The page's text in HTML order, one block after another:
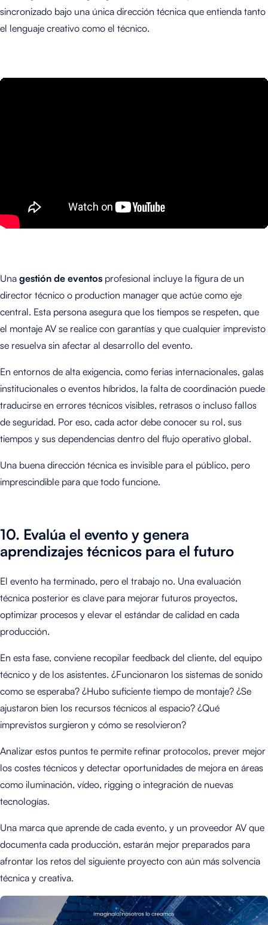
sincronizado bajo una única dirección técnica que entienda tanto
el lenguaje creativo como el técnico.
Una gestión de eventos profesional incluye la figura de un
director técnico o production manager que actúe como eje
central. Esta persona asegura que los tiempos se respeten, que
el montaje AV se realice con garantías y que cualquier imprevisto
se resuelva sin afectar al desarrollo del evento.
En entornos de alta exigencia, como ferias internacionales, galas
institucionales o eventos híbridos, la falta de coordinación puede
traducirse en errores técnicos visibles, retrasos o incluso fallos
de seguridad. Por eso, cada actor debe conocer su rol, sus
tiempos y sus dependencias dentro del flujo operativo global.
Una buena dirección técnica es invisible para el público, pero
imprescindible para que todo funcione.
10. Evalúa el evento y genera
aprendizajes técnicos para el futuro
El evento ha terminado, pero el trabajo no. Una evaluación
técnica posterior es clave para mejorar futuros proyectos,
optimizar procesos y elevar el estándar de calidad en cada
producción.
En esta fase, conviene recopilar feedback del cliente, del equipo
técnico y de los asistentes. ¿Funcionaron los sistemas de sonido
como se esperaba? ¿Hubo suficiente tiempo de montaje? ¿Se
ajustaron bien los recursos técnicos al espacio? ¿Qué
imprevistos surgieron y cómo se resolvieron?
Analizar estos puntos te permite refinar protocolos, prever mejor
los costes técnicos y detectar oportunidades de mejora en áreas
como iluminación, vídeo, rigging o integración de nuevas
tecnologías.
Una marca que aprende de cada evento, y un proveedor AV que
documenta cada producción, estarán mejor preparados para
afrontar los retos del siguiente proyecto con aún más solvencia
técnica y creativa.